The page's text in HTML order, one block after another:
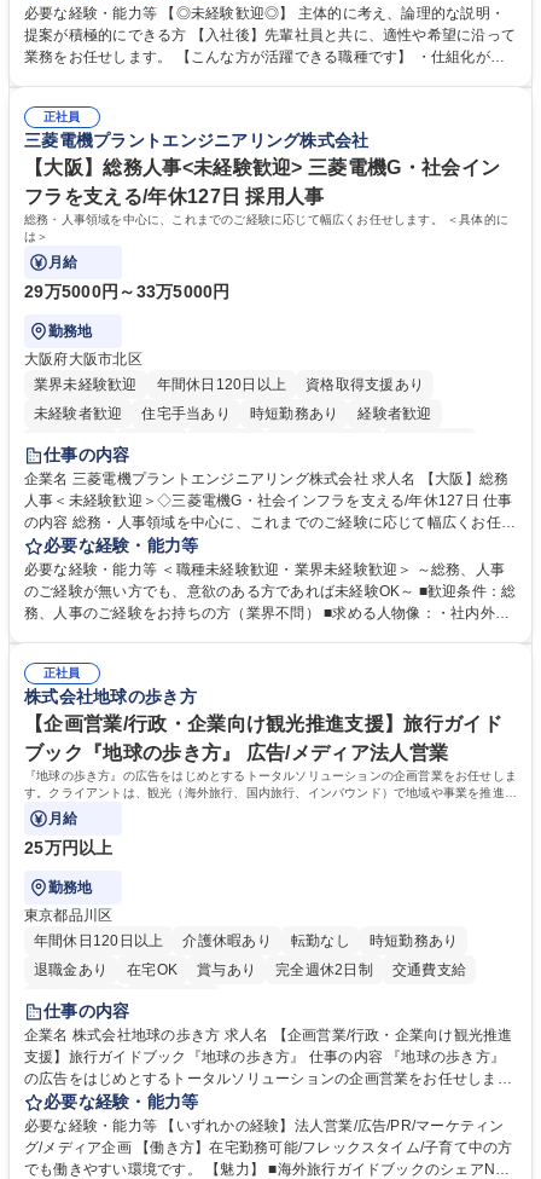
や成長に貢献している部署です。 会社の全メンバーが安心して長く成果を
発揮できる環境を整えるために、毎日のメンテナンスや維持管理に加え、
新たな施策検討を積極的に行っていただき、会社全体を巻き込み課題解決
幅広い業務の体得が可能で、多様なキャリアパスを描くことも可能です。
募集職種 【総務】未経験歓迎◎/リモート可/世界で唯一の事業/福利厚生◎/
再雇用有
必要な経験・能力等 【◎未経験歓迎◎】 主体的に考え、論理的な説明・
提案が積極的にできる方 【入社後】先輩社員と共に、適性や希望に沿って
業務をお任せします。 【こんな方が活躍できる職種です】 ・仕組化が好
対処できる・新しいことに興味関心がある 【魅力】■自己啓発支援：資格
取得や通信教育など費用の80%（年間25万円まで）を補助 ■住宅手当：家
賃の50%（月額7万円まで）を補助 学歴・資格 学歴：大学院 大学 語学
力： 資格：
正社員
三菱電機プラントエンジニアリング株式会社
【大阪】総務人事<未経験歓迎> 三菱電機G・社会イン
フラを支える/年休127日 採用人事
総務・人事領域を中心に、これまでのご経験に応じて幅広くお任せします。 ＜具体的に
は＞
月給
29万5000円～33万5000円
勤務地
大阪府大阪市北区
業界未経験歓迎
年間休日120日以上
資格取得支援あり
未経験者歓迎
住宅手当あり 時短勤務あり
経験者歓迎
退職金あり
駅近5分以内
土日祝休み 服装自由 寮・社宅あり 食事補助あり
仕事の内容
企業名 三菱電機プラントエンジニアリング株式会社 求人名 【大阪】総務
人事＜未経験歓迎＞◇三菱電機G・社会インフラを支える/年休127日 仕事
の内容 総務・人事領域を中心に、これまでのご経験に応じて幅広くお任せ
します。 ＜具体的には＞ ・総務/人事労務（給与・社保・勤怠管理など）
・採用・教育研修 ・福利厚生運用 など ※基本的には事務所勤務ですが、
採用や教育等の業務内容により、関西圏以外への日帰り・宿泊を伴う国内
出張もございます。 ※担当業務を持ちつつ、お互いに助け合いながら、総
必要な経験・能力等
必要な経験・能力等 ＜職種未経験歓迎・業界未経験歓迎＞ ～総務、人事
のご経験が無い方でも、意欲のある方であれば未経験OK～ ■歓迎条件：総
務、人事のご経験をお持ちの方（業界不問） ■求める人物像：・社内外の
正社員
株式会社地球の歩き方
【企画営業/行政・企業向け観光推進支援】旅行ガイド
ブック『地球の歩き方』 広告/メディア法人営業
『地球の歩き方』の広告をはじめとするトータルソリューションの企画営業をお任せしま
す。クライアントは、観光（海外旅行、国内旅行、インバウンド）で地域や事業を推進し
たい国内外の行政や企業です。
月給
25万円以上
勤務地
東京都品川区
年間休日120日以上
介護休暇あり 転勤なし
時短勤務あり
退職金あり
在宅OK 賞与あり 完全週休2日制
交通費支給
駅近5分以内
仕事の内容
企業名 株式会社地球の歩き方 求人名 【企画営業/行政・企業向け観光推進
支援】旅行ガイドブック『地球の歩き方』 仕事の内容 『地球の歩き方』
の広告をはじめとするトータルソリューションの企画営業をお任せしま
す。クライアントは、観光（海外旅行、国内旅行、インバウンド）で地域
や事業を推進したい国内外の行政や企業です。 【業務詳細】■『地球の歩
き方』は海外旅行ガイドブックのNo.1ブランドであり、国内旅行において
も牽引しております。観光推進支援においても、業界を牽引する意欲的な
必要な経験・能力等
必要な経験・能力等 【いずれかの経験】法人営業/広告/PR/マーケティン
グ/メディア企画 【働き方】在宅勤務可能/フレックスタイム/子育て中の方
でも働きやすい環境です。 【魅力】 ■海外旅行ガイドブックのシェアNo.1